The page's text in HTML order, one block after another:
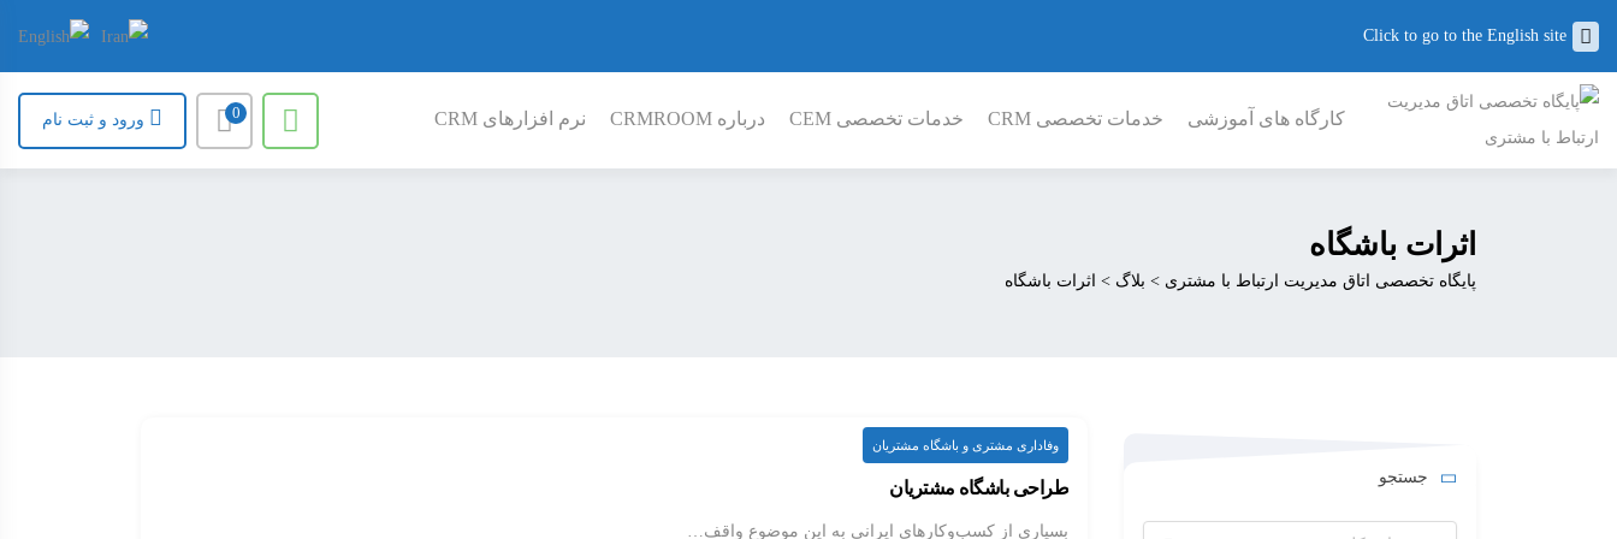
Click to go to the English site
کارگاه های آموزشی خدمات تخصصی CRM خدمات تخصصی CEM درباره CRMROOM نرم افزارهای CRM 0 ورود و ثبت نام
اثرات باشگاه
پایگاه تخصصی اتاق مدیریت ارتباط با مشتری > بلاگ > اثرات باشگاه
وفاداری مشتری و باشگاه مشتریان
طراحی باشگاه مشتریان
بسیاری از کسب‌وکارهای ایرانی به این موضوع واقف…
جستجو